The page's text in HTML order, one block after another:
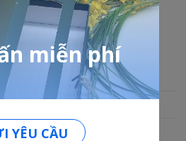
chỉ trong 24h
Trọng, Bền
– Chạm là sang